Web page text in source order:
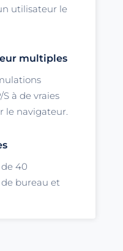
utilisateur le
multiples
S à de vraies
le navigateur.
40
bureau et